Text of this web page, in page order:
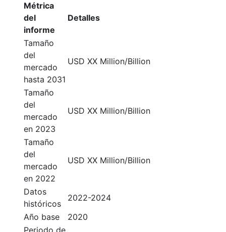
Métrica
del
informe
Detalles
Tamaño
del
mercado
hasta 2031
USD XX Million/Billion
Tamaño
del
mercado
en 2023
USD XX Million/Billion
Tamaño
del
mercado
en 2022
USD XX Million/Billion
Datos
históricos
2022-2024
Año base
2020
Periodo de